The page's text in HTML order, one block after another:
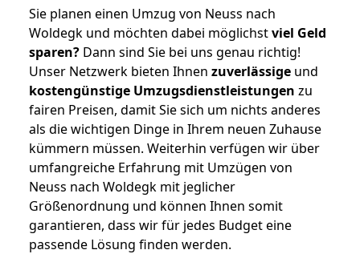
Sie planen einen Umzug von Neuss nach
Woldegk und möchten dabei möglichstviel Geld
sparen? Dann sind Sie bei uns genau richtig!
Unser Netzwerk bieten Ihnen zuverlässige und
kostengünstige Umzugsdienstleistungen zu
fairen Preisen, damit Sie sich um nichts anderes
als die wichtigen Dinge in Ihrem neuen Zuhause
kümmern müssen. Weiterhin verfügen wir über
umfangreiche Erfahrung mit Umzügen von
Neuss nach Woldegk mit jeglicher
Größenordnung und können Ihnen somit
garantieren, dass wir für jedes Budget eine
passende Lösung finden werden.